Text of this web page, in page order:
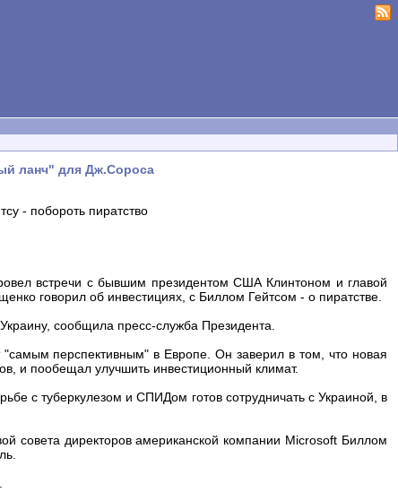
ланч" для Дж.Сороса
- побороть пиратство
встречи с бывшим президентом США Клинтоном и главой
говорил об инвестициях, с Биллом Гейтсом - о пиратстве.
сообщила пресс-служба Президента.
перспективным" в Европе. Он заверил в том, что новая
и пообещал улучшить инвестиционный климат.
с туберкулезом и СПИДом готов сотрудничать с Украиной, в
совета директоров американской компании Microsoft Биллом